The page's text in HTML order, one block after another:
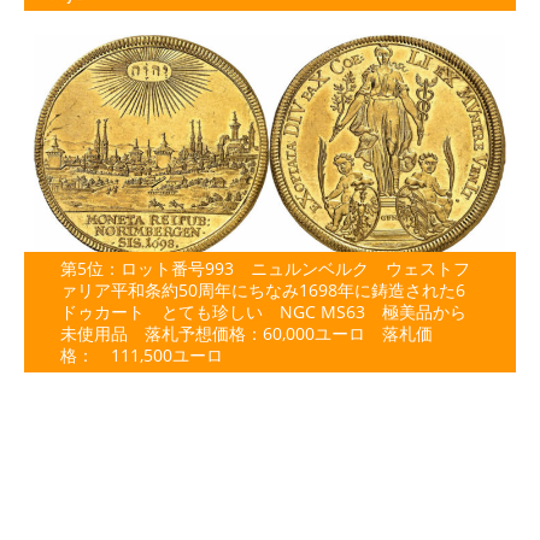
第5位：ロット番号993 ニュルンベルク ウェストフ
ァリア平和条約50周年にちなみ1698年に鋳造された6
ドゥカート とても珍しい NGC MS63 極美品から
未使用品 落札予想価格：60,000ユーロ 落札価
格： 111,500ユーロ